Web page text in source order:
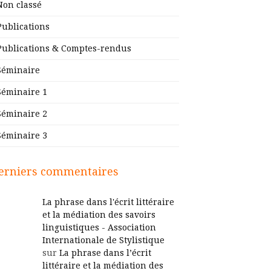
classé
& Comptes-rendus
1
2
3
commentaires
La phrase dans l'écrit littéraire
et la médiation des savoirs
linguistiques - Association
Internationale de Stylistique
sur La phrase dans l’écrit
littéraire et la médiation des